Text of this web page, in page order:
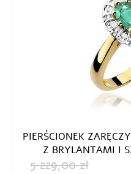
PIERŚCIONEK
Z BRYLANTAMI I
5 229,00 zł